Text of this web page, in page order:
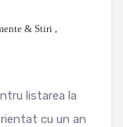
& Stiri ,
listarea la
cu un an